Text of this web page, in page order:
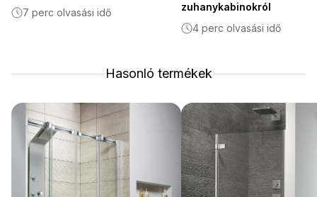
7 perc olvasási idő
zuhanykabinokról
4 perc olvasási idő
Hasonló termékek